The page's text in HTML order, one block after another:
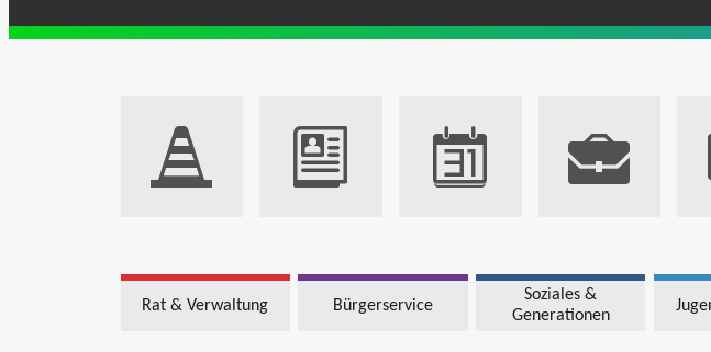
Rat & Verwaltung Bürgerservice
Soziales &
Generationen